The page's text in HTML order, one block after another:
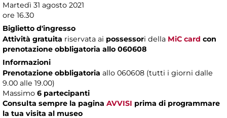
Martedì 31 agosto 2021
ore 16.30
Biglietto d'ingresso
Attività gratuita riservata ai possessori della MiC card con
prenotazione obbligatoria allo 060608
Informazioni
Prenotazione obbligatoria allo 060608 (tutti i giorni dalle
9.00 alle 19.00)
Massimo 6 partecipanti
Consulta sempre la pagina AVVISI prima di programmare
la tua visita al museo